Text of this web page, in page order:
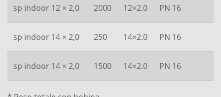
sp indoor 12 × 2,0 2000 12×2.0 PN 16
sp indoor 14 × 2,0 250 14×2.0 PN 16
sp indoor 14 × 2,0 1500 14×2.0 PN 16